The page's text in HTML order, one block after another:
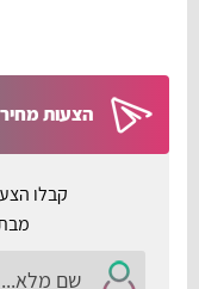
הצעות
קבלו